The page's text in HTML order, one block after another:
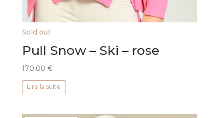
Sold out
Pull Snow – Ski – rose
170,00 €
Lire la suite